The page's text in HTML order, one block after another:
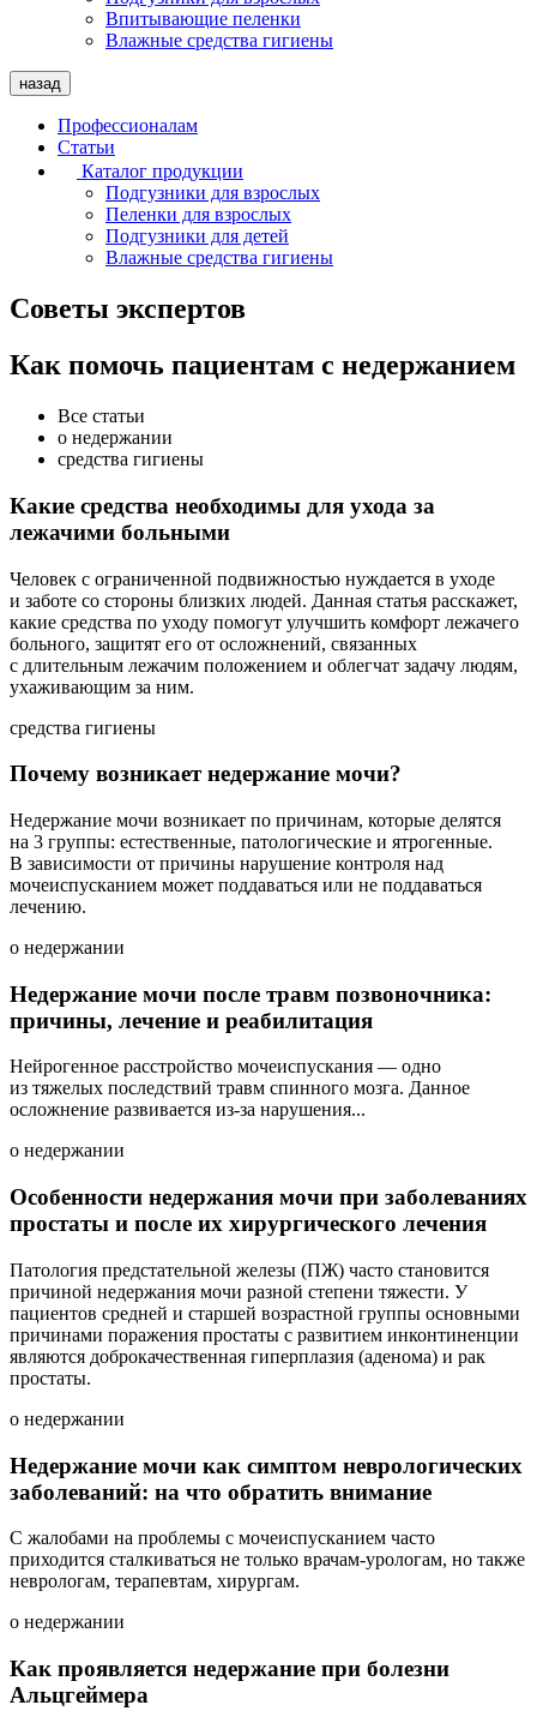
Впитывающие пеленки
Влажные средства гигиены
назад
Профессионалам
Статьи
Каталог продукции
Подгузники для взрослых
Пеленки для взрослых
Подгузники для детей
Влажные средства гигиены
Советы экспертов
Как помочь пациентам с недержанием
Все статьи
о недержании
cредства гигиены
Какие средства необходимы для ухода за
лежачими больными
Человек с ограниченной подвижностью нуждается в уходе
и заботе со стороны близких людей. Данная статья расскажет,
какие средства по уходу помогут улучшить комфорт лежачего
больного, защитят его от осложнений, связанных
с длительным лежачим положением и облегчат задачу людям,
ухаживающим за ним.
cредства гигиены
Почему возникает недержание мочи?
Недержание мочи возникает по причинам, которые делятся
на 3 группы: естественные, патологические и ятрогенные.
В зависимости от причины нарушение контроля над
мочеиспусканием может поддаваться или не поддаваться
лечению.
о недержании
Недержание мочи после травм позвоночника:
причины, лечение и реабилитация
Нейрогенное расстройство мочеиспускания — одно
из тяжелых последствий травм спинного мозга. Данное
осложнение развивается из-за нарушения...
о недержании
Особенности недержания мочи при заболеваниях
простаты и после их хирургического лечения
Патология предстательной железы (ПЖ) часто становится
причиной недержания мочи разной степени тяжести. У
пациентов средней и старшей возрастной группы основными
причинами поражения простаты с развитием инконтиненции
являются доброкачественная гиперплазия (аденома) и рак
простаты.
о недержании
Недержание мочи как симптом неврологических
заболеваний: на что обратить внимание
С жалобами на проблемы с мочеиспусканием часто
приходится сталкиваться не только врачам-урологам, но также
неврологам, терапевтам, хирургам.
о недержании
Как проявляется недержание при болезни
Альцгеймера